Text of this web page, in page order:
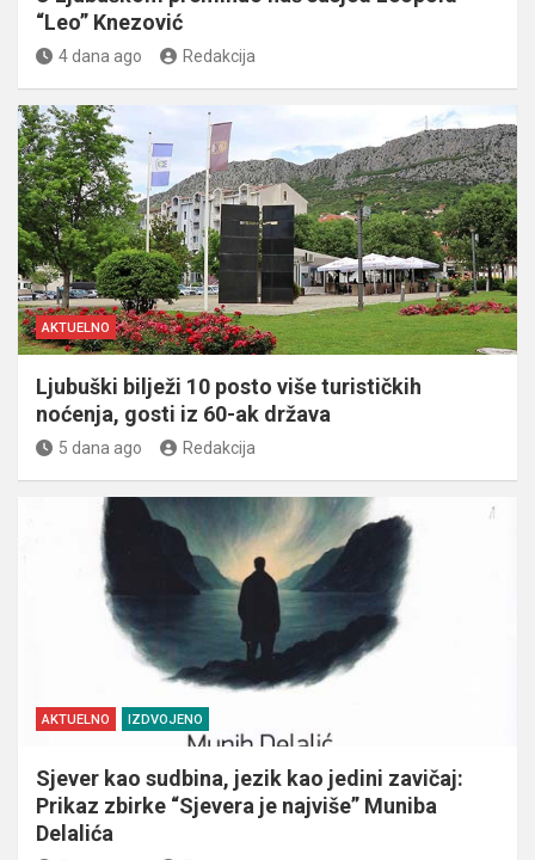
“Leo” Knezović
4 dana ago Redakcija
AKTUELNO
Ljubuški bilježi 10 posto više turističkih
noćenja, gosti iz 60-ak država
5 dana ago Redakcija
AKTUELNO IZDVOJENO
Sjever kao sudbina, jezik kao jedini zavičaj:
Prikaz zbirke “Sjevera je najviše” Muniba
Delalića